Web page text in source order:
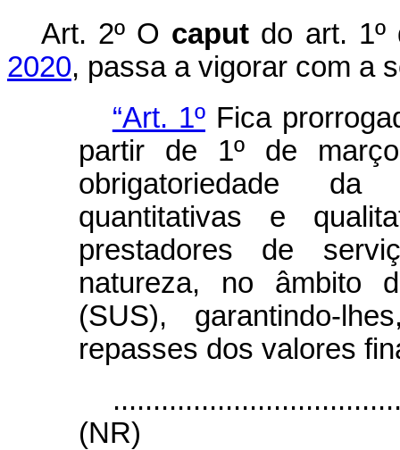
Art. 2º O caput do art.
2020, passa a vigorar com a
“Art. 1º Fica
partir de 1º de
obrigatoriedade
quantitativas e
prestadores de
natureza, no âmbito
(SUS), garantindo-
repasses dos valores
(NR)